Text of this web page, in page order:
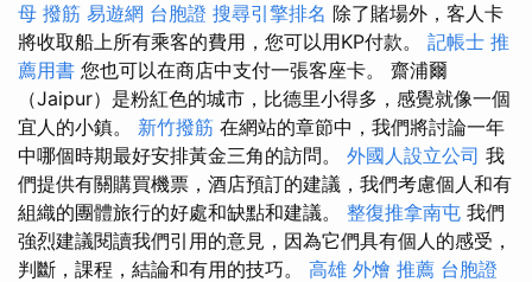
母 撥筋 易遊網 台胞證 搜尋引擎排名 除了賭場外，客人卡
將收取船上所有乘客的費用，您可以用KP付款。 記帳士 推
薦用書 您也可以在商店中支付一張客座卡。 齋浦爾
（Jaipur）是粉紅色的城市，比德里小得多，感覺就像一個
宜人的小鎮。 新竹撥筋 在網站的章節中，我們將討論一年
中哪個時期最好安排黃金三角的訪問。 外國人設立公司 我
們提供有關購買機票，酒店預訂的建議，我們考慮個人和有
組織的團體旅行的好處和缺點和建議。 整復推拿南屯 我們
強烈建議閱讀我們引用的意見，因為它們具有個人的感受，
判斷，課程，結論和有用的技巧。 高雄 外燴 推薦 台胞證